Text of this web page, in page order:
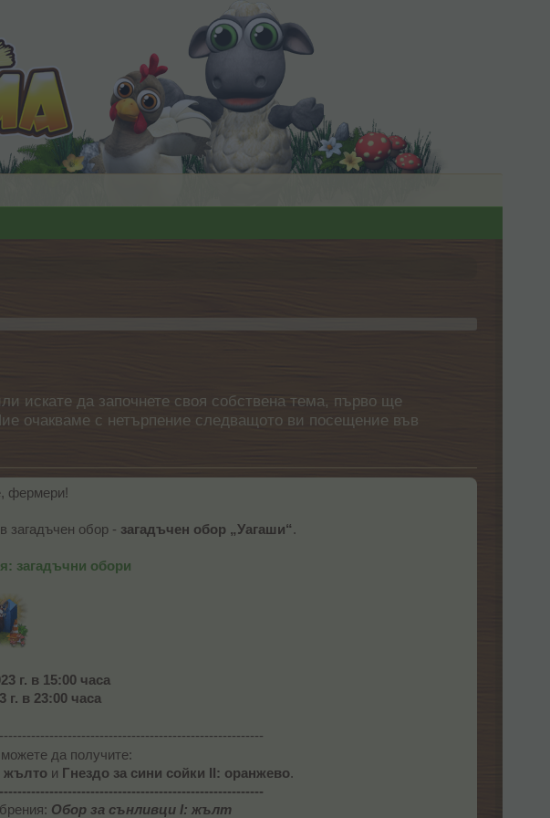
искате да започнете своя собствена тема, първо ще
очакваме с нетърпение следващото ви посещение във
фермери!
загадъчен обор - загадъчен обор „Уагаши“.
загадъчни обори
г. в 15:00 часа
г. в 23:00 часа
да получите:
жълто и Гнездо за сини сойки II: оранжево.
Обор за сънливци I: жълт